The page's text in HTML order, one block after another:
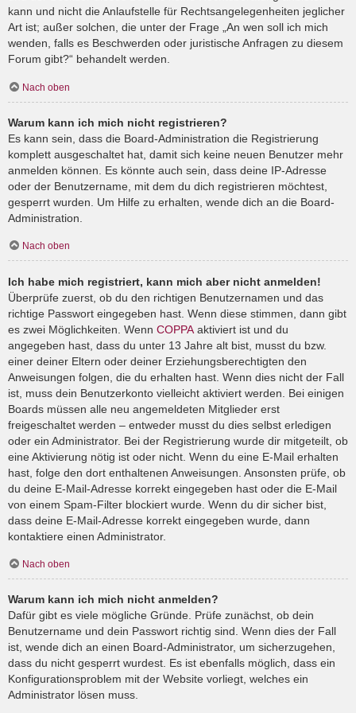
kann und nicht die Anlaufstelle für Rechtsangelegenheiten jeglicher
Art ist; außer solchen, die unter der Frage „An wen soll ich mich
wenden, falls es Beschwerden oder juristische Anfragen zu diesem
Forum gibt?“ behandelt werden.
Nach oben
Warum kann ich mich nicht registrieren?
Es kann sein, dass die Board-Administration die Registrierung
komplett ausgeschaltet hat, damit sich keine neuen Benutzer mehr
anmelden können. Es könnte auch sein, dass deine IP-Adresse
oder der Benutzername, mit dem du dich registrieren möchtest,
gesperrt wurden. Um Hilfe zu erhalten, wende dich an die Board-
Administration.
Nach oben
Ich habe mich registriert, kann mich aber nicht anmelden!
Überprüfe zuerst, ob du den richtigen Benutzernamen und das
richtige Passwort eingegeben hast. Wenn diese stimmen, dann gibt
es zwei Möglichkeiten. Wenn COPPA aktiviert ist und du
angegeben hast, dass du unter 13 Jahre alt bist, musst du bzw.
einer deiner Eltern oder deiner Erziehungsberechtigten den
Anweisungen folgen, die du erhalten hast. Wenn dies nicht der Fall
ist, muss dein Benutzerkonto vielleicht aktiviert werden. Bei einigen
Boards müssen alle neu angemeldeten Mitglieder erst
freigeschaltet werden – entweder musst du dies selbst erledigen
oder ein Administrator. Bei der Registrierung wurde dir mitgeteilt, ob
eine Aktivierung nötig ist oder nicht. Wenn du eine E-Mail erhalten
hast, folge den dort enthaltenen Anweisungen. Ansonsten prüfe, ob
du deine E-Mail-Adresse korrekt eingegeben hast oder die E-Mail
von einem Spam-Filter blockiert wurde. Wenn du dir sicher bist,
dass deine E-Mail-Adresse korrekt eingegeben wurde, dann
kontaktiere einen Administrator.
Nach oben
Warum kann ich mich nicht anmelden?
Dafür gibt es viele mögliche Gründe. Prüfe zunächst, ob dein
Benutzername und dein Passwort richtig sind. Wenn dies der Fall
ist, wende dich an einen Board-Administrator, um sicherzugehen,
dass du nicht gesperrt wurdest. Es ist ebenfalls möglich, dass ein
Konfigurationsproblem mit der Website vorliegt, welches ein
Administrator lösen muss.